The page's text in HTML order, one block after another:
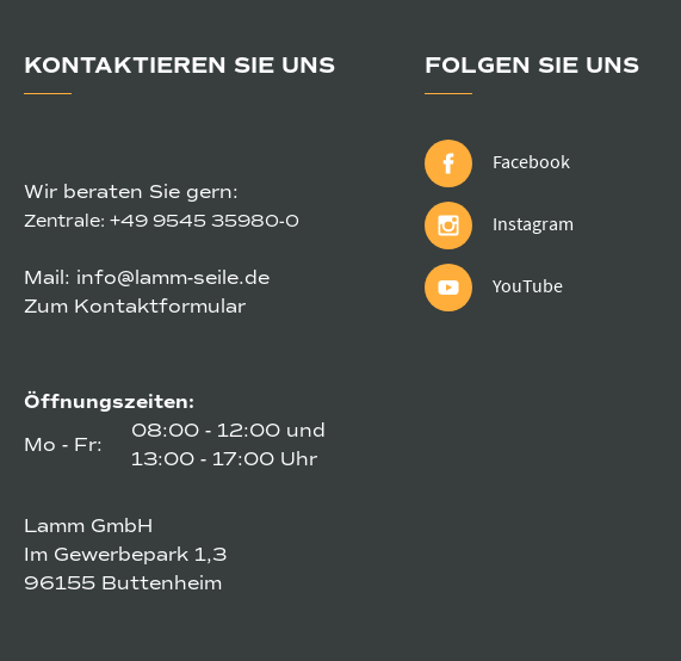
KONTAKTIEREN SIE UNS
Wir beraten Sie gern:
Zentrale: +49 9545 35980-0
Mail: info@lamm-seile.de
Zum Kontaktformular
Öffnungszeiten:
Mo - Fr:
08:00 - 12:00 und
13:00 - 17:00 Uhr
Lamm GmbH
Im Gewerbepark 1,3
96155 Buttenheim
FOLGEN SIE UNS
Facebook
Instagram
YouTube